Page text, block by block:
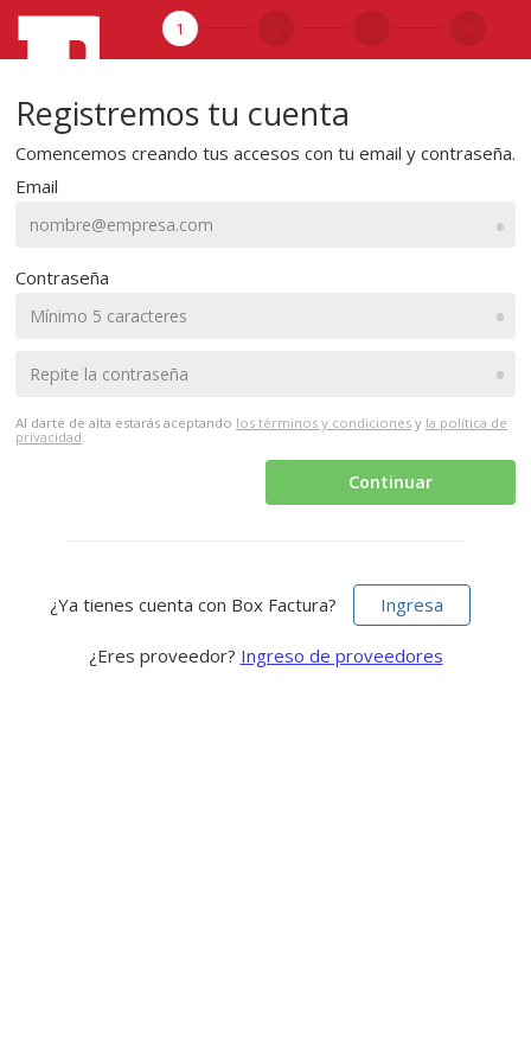
Registremos tu cuenta
Comencemos creando tus accesos con tu email y contraseña.
Email
•
Contraseña
•
•
Al darte de alta estarás aceptando los términos y condiciones y la política de
privacidad.
Continuar
¿Ya tienes cuenta con Box Factura? Ingresa
¿Eres proveedor? Ingreso de proveedores
1